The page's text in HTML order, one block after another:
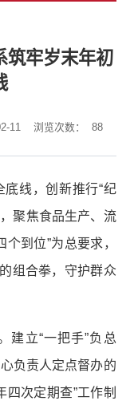
筑牢岁末年初
11 浏览次数： 88
线，创新推行“纪
聚焦食品生产、流
到位”为总要求，
组合拳，守护群众
建立“一把手”负总
负责人定点督办的
四次定期查”工作制